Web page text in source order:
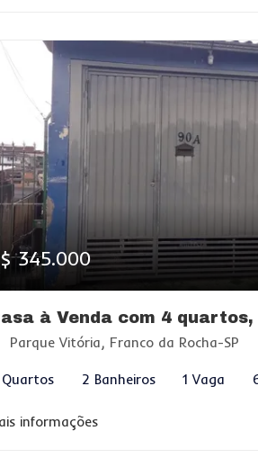
345.000
à Venda com 4 quartos,
Parque Vitória, Franco da Rocha-SP
2 Banheiros 1 Vaga
informações